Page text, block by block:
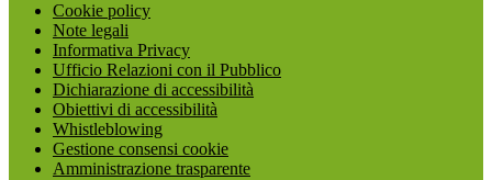
Cookie policy
Note legali
Informativa Privacy
Ufficio Relazioni con il Pubblico
Dichiarazione di accessibilità
Obiettivi di accessibilità
Whistleblowing
Gestione consensi cookie
Amministrazione trasparente